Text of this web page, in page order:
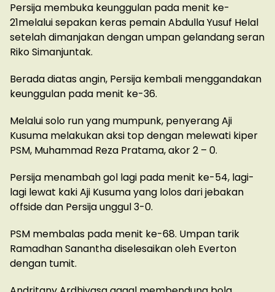
Persija membuka keunggulan pada menit ke-
21melalui sepakan keras pemain Abdulla Yusuf Helal
setelah dimanjakan dengan umpan gelandang seran
Riko Simanjuntak.
Berada diatas angin, Persija kembali menggandakan
keunggulan pada menit ke-36.
Melalui solo run yang mumpunk, penyerang Aji
Kusuma melakukan aksi top dengan melewati kiper
PSM, Muhammad Reza Pratama, akor 2 – 0.
Persija menambah gol lagi pada menit ke-54, lagi-
lagi lewat kaki Aji Kusuma yang lolos dari jebakan
offside dan Persija unggul 3-0.
PSM membalas pada menit ke-68. Umpan tarik
Ramadhan Sanantha diselesaikan oleh Everton
dengan tumit.